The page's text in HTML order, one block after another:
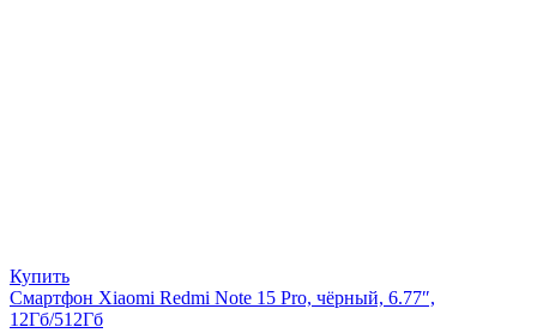
Купить
Смартфон Xiaomi Redmi Note 15 Pro, чёрный, 6.77″,
12Гб/512Гб